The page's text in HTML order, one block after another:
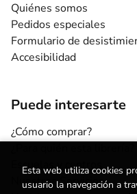
Quiénes somos
Pedidos especiales
Formulario de
Accesibilidad
Puede interesarte
¿Cómo comprar?
Escuelas y centros
Nuestros Servicios
Esta web utiliza cookies
usuario la navegación a